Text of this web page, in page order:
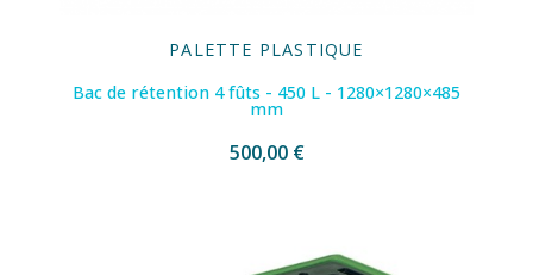
PALETTE PLASTIQUE
Bac de rétention 4 fûts - 450 L - 1280×1280×485
mm
500,00 €